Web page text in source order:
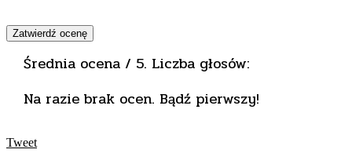
Zatwierdź ocenę
Średnia ocena / 5. Liczba głosów:
Na razie brak ocen. Bądź pierwszy!
Tweet